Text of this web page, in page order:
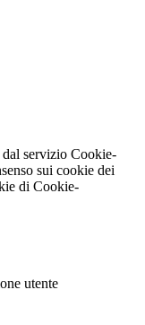
servizio Cookie-
sui cookie dei
di Cookie-
utente